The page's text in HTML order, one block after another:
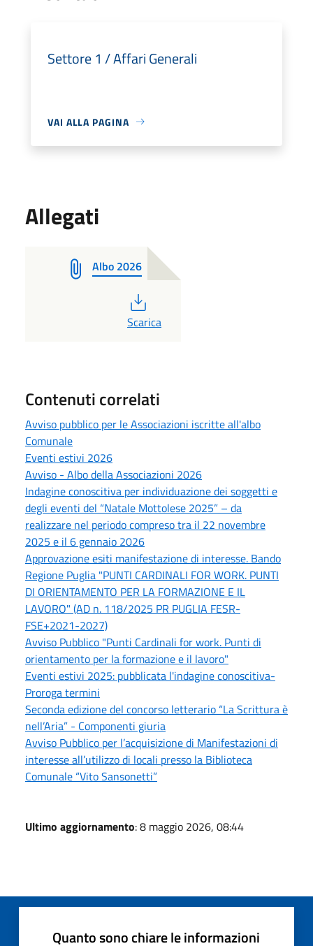
Settore 1 / Affari Generali
VAI ALLA PAGINA
Allegati
Albo 2026
PDF
Scarica
Contenuti correlati
Avviso pubblico per le Associazioni iscritte all'albo
Comunale
Eventi estivi 2026
Avviso - Albo della Associazioni 2026
Indagine conoscitiva per individuazione dei soggetti e
degli eventi del “Natale Mottolese 2025” – da
realizzare nel periodo compreso tra il 22 novembre
2025 e il 6 gennaio 2026
Approvazione esiti manifestazione di interesse. Bando
Regione Puglia "PUNTI CARDINALI FOR WORK. PUNTI
DI ORIENTAMENTO PER LA FORMAZIONE E IL
LAVORO" (AD n. 118/2025 PR PUGLIA FESR-
FSE+2021-2027)
Avviso Pubblico "Punti Cardinali for work. Punti di
orientamento per la formazione e il lavoro"
Eventi estivi 2025: pubblicata l'indagine conoscitiva-
Proroga termini
Seconda edizione del concorso letterario “La Scrittura è
nell’Aria” - Componenti giuria
Avviso Pubblico per l’acquisizione di Manifestazioni di
interesse all’utilizzo di locali presso la Biblioteca
Comunale “Vito Sansonetti”
Ultimo aggiornamento: 8 maggio 2026, 08:44
Quanto sono chiare le informazioni